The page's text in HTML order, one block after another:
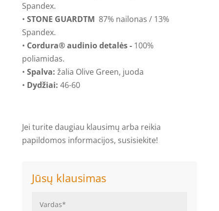
Spandex.
• STONE GUARDTM 87% nailonas / 13%
Spandex.
• Cordura®audinio detalės - 100%
poliamidas.
• Spalva: žalia Olive Green, juoda
• Dydžiai: 46-60
Jei turite daugiau klausimų arba reikia
papildomos informacijos, susisiekite!
Jūsų klausimas